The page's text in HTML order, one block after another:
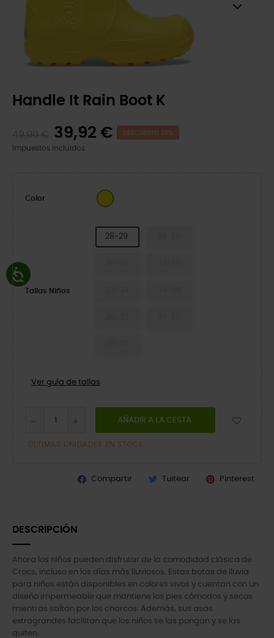
Handle It Rain Boot K
39,92 € DESCUENTO 20%
Impuestos incluidos
Color Yellow
Tallas Niños
28-29
Ver guía de tallas
AÑADIR A LA CESTA
ÚLTIMAS UNIDADES EN STOCK
Compartir Tuitear Pinterest
DESCRIPCIÓN
Ahora los niños pueden disfrutar de la comodidad clásica de
Crocs, incluso en los días más lluviosos. Estas botas de lluvia
para niños están disponibles en colores vivos y cuentan con un
diseño impermeable que mantiene los pies cómodos y secos
mientras saltan por los charcos. Además, sus asas
extragrandes facilitan que los niños se las pongan y se las
quiten.